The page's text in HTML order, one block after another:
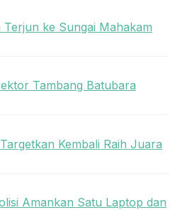
ke Sungai Mahakam
Tambang Batubara
Kembali Raih Juara
Amankan Satu Laptop dan